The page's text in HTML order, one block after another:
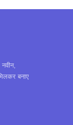
बनाए